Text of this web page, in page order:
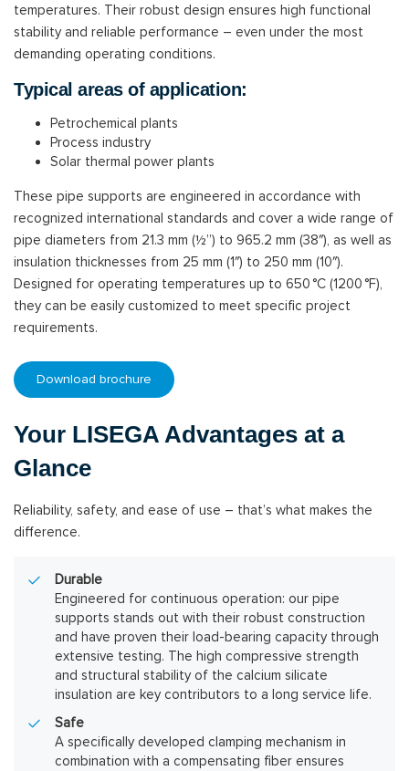
temperatures. Their robust design ensures high functional
stability and reliable performance – even under the most
demanding operating conditions.
Typical areas of application:
Petrochemical plants
Process industry
Solar thermal power plants
These pipe supports are engineered in accordance with
recognized international standards and cover a wide range of
pipe diameters from 21.3 mm (½”) to 965.2 mm (38″), as well as
insulation thicknesses from 25 mm (1″) to 250 mm (10″).
Designed for operating temperatures up to 650 °C (1200 °F),
they can be easily customized to meet specific project
requirements.
Download brochure
Your LISEGA Advantages at a
Glance
Reliability, safety, and ease of use – that’s what makes the
difference.
Durable
Engineered for continuous operation: our pipe
supports stands out with their robust construction
and have proven their load-bearing capacity through
extensive testing. The high compressive strength
and structural stability of the calcium silicate
insulation are key contributors to a long service life.
Safe
A specifically developed clamping mechanism in
combination with a compensating fiber ensures